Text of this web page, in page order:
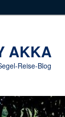
AKKA
Reise-Blog